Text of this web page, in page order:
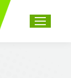
Recherche